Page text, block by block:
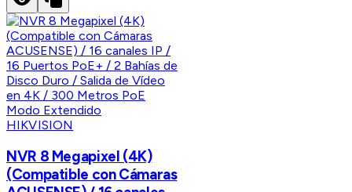
HIKVISION
NVR 8 Megapixel (4K)
(Compatible con Cámaras